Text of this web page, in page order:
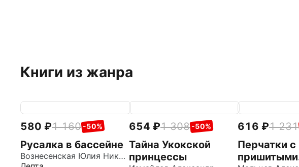
Книги из жанра
580 1 160 -50%
Русалка в бассейне
Вознесенская Юлия Николаевна
654 1 308 -50%
Тайна Укокской
принцессы
616 1 231
Перчатки с
пришитыми